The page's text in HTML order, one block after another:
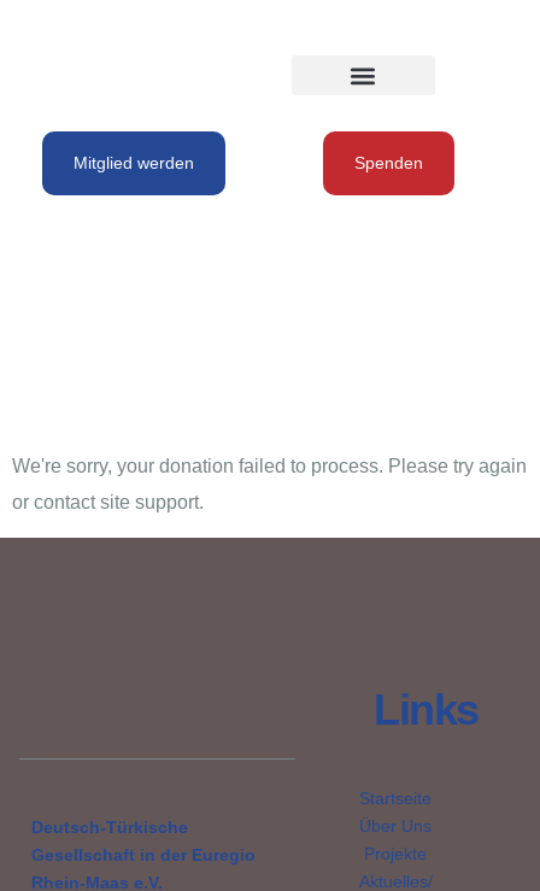
Mitglied werden Spenden
We're sorry, your donation failed to process. Please try again
or contact site support.
Deutsch-Türkische
Gesellschaft in der Euregio
Rhein-Maas e.V.
Links
Startseite
Über Uns
Projekte
Aktuelles/